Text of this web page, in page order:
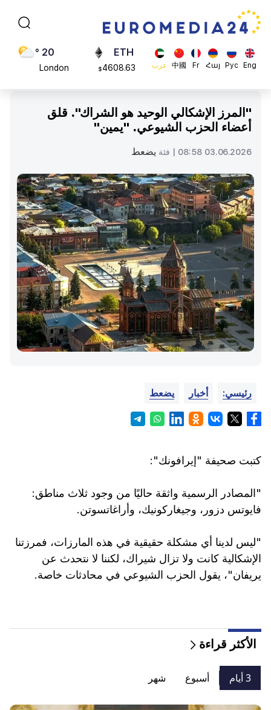
Eng
Рус
Հայ
Fr
中國 عرب
ADA
0.868816
ETH
$4608.63
20 °
London
23 °
23 °
Madrid
"المرز الإشكالي الوحيد هو الشراك". قلق
أعضاء الحزب الشيوعي. "يمين"
03.06.2026 08:58 | فئة يضعط
رئيسي: أخبار يضعط
كتبت صحيفة "إيرافونك":
"المصادر الرسمية واثقة حاليًا من وجود ثلاث مناطق:
فايوتس دزور، وجيغاركونيك، وأراغاتسوتن.
"ليس لدينا أي مشكلة حقيقية في هذه المارزات، فمرزتنا
الإشكالية كانت ولا تزال شيراك، لكننا لا نتحدث عن
يريفان"، يقول الحزب الشيوعي في محادثات خاصة.
الأكثر قراءة
3 أيام أسبوع شهر